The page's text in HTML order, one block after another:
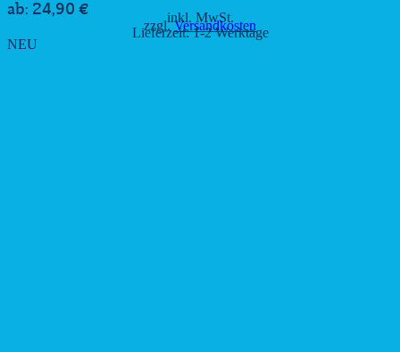
ab: 24,90 € inkl. MwSt.
zzgl.Versandkosten
Lieferzeit:1-2 Werktage
NEU